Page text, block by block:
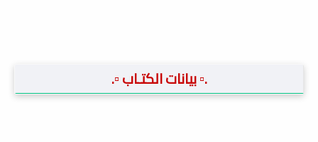
.▫️ بيانات الكتـاب ▫️.